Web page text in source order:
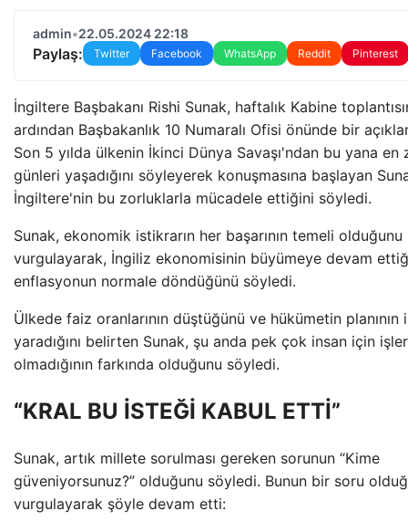
admin•22.05.2024 22:18
Paylaş: Twitter Facebook WhatsApp Reddit Pinterest
İngiltere Başbakanı Rishi Sunak, haftalık Kabine
ardından Başbakanlık 10 Numaralı Ofisi önünde bir
Son 5 yılda ülkenin İkinci Dünya Savaşı'ndan bu yana en
günleri yaşadığını söyleyerek konuşmasına başlayan
İngiltere'nin bu zorluklarla mücadele ettiğini söyledi.
Sunak, ekonomik istikrarın her başarının temeli olduğunu
vurgulayarak, İngiliz ekonomisinin büyümeye devam
enflasyonun normale döndüğünü söyledi.
Ülkede faiz oranlarının düştüğünü ve hükümetin planının
yaradığını belirten Sunak, şu anda pek çok insan için
olmadığının farkında olduğunu söyledi.
“KRAL BU İSTEĞİ KABUL ETTİ”
Sunak, artık millete sorulması gereken sorunun “Kime
güveniyorsunuz?” olduğunu söyledi. Bunun bir soru
vurgulayarak şöyle devam etti: